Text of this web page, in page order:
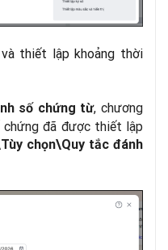
thiết lập khoảng thời
số chứng từ, chương
đã được thiết lập
chọn\Quy tắc đánh